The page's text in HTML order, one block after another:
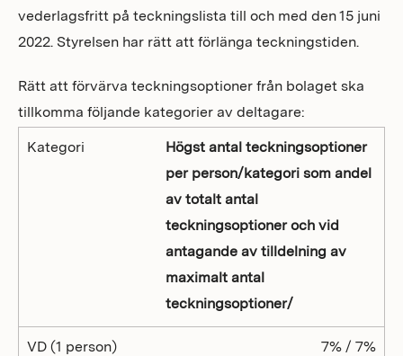
vederlagsfritt på teckningslista till och med den 15 juni
2022. Styrelsen har rätt att förlänga teckningstiden.
Rätt att förvärva teckningsoptioner från bolaget ska
tillkomma följande kategorier av deltagare:
Kategori
Högst antal teckningsoptioner
per person/kategori som andel
av totalt antal
teckningsoptioner och vid
antagande av tilldelning av
maximalt antal
teckningsoptioner/
VD (1 person) 7% / 7%